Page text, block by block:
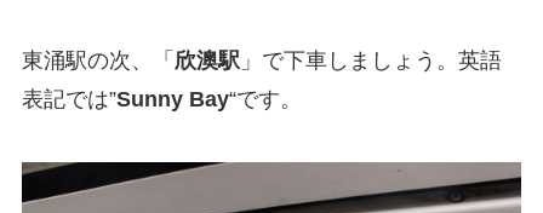
東涌駅の次、「 欣澳駅」で下車しましょう。英語
表記では”Sunny Bay“です。